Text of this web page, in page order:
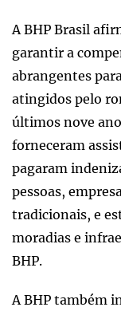
A BHP Brasil
garantir a
abrangentes
atingidos pelo
últimos nove
forneceram
pagaram
pessoas,
tradicionais, e
moradias e
BHP.
A BHP também